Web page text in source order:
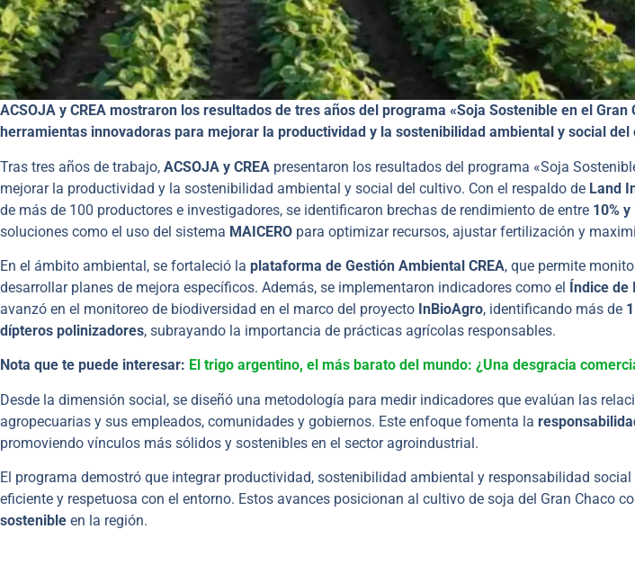
ACSOJA y CREA mostraron los resultados de tres años del programa «Soja Sostenible en el Gran
herramientas innovadoras para mejorar la productividad y la sostenibilidad ambiental y social del
Tras tres años de trabajo, ACSOJA y CREA presentaron los resultados del programa «Soja
mejorar la productividad y la sostenibilidad ambiental y social del cultivo. Con el respaldo de Land
de más de 100 productores e investigadores, se identificaron brechas de rendimiento de entre 10% y
soluciones como el uso del sistema MAICERO para optimizar recursos, ajustar fertilización y
En el ámbito ambiental, se fortaleció la plataforma de Gestión Ambiental CREA, que permite
desarrollar planes de mejora específicos. Además, se implementaron indicadores como el Índice de
avanzó en el monitoreo de biodiversidad en el marco del proyecto InBioAgro, identificando más de
dípteros polinizadores, subrayando la importancia de prácticas agrícolas responsables.
Nota que te puede interesar: El trigo argentino, el más barato del mundo: ¿Una desgracia
Desde la dimensión social, se diseñó una metodología para medir indicadores que evalúan las
agropecuarias y sus empleados, comunidades y gobiernos. Este enfoque fomenta la
promoviendo vínculos más sólidos y sostenibles en el sector agroindustrial.
El programa demostró que integrar productividad, sostenibilidad ambiental y responsabilidad
eficiente y respetuosa con el entorno. Estos avances posicionan al cultivo de soja del Gran Chaco
sostenible en la región.